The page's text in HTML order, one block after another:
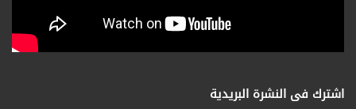
اشترك فى النشرة البريدية